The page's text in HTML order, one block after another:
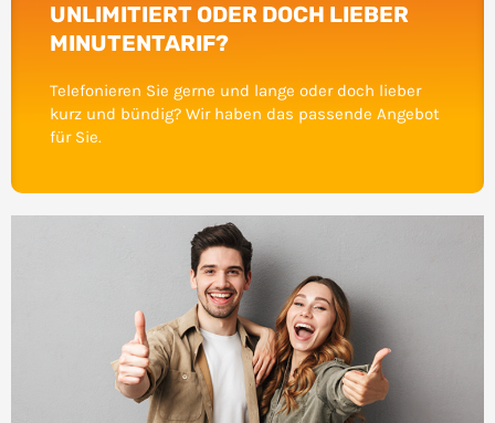
UNLIMITIERT ODER DOCH LIEBER
MINUTENTARIF?
Telefonieren Sie gerne und lange oder doch lieber
kurz und bündig? Wir haben das passende Angebot
für Sie.